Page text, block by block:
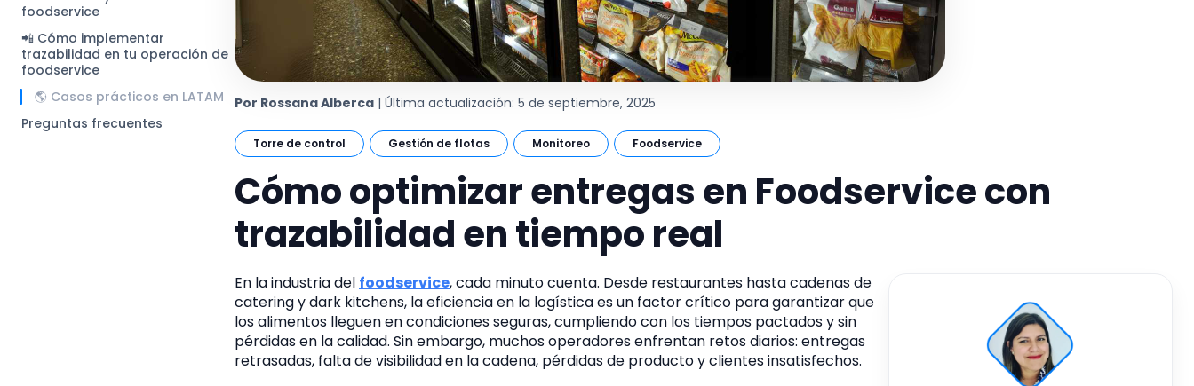
foodservice
📲 Cómo implementar
trazabilidad en tu operación de
foodservice
🌎 Casos prácticos en LATAM
Preguntas frecuentes
Por Rossana Alberca | Última actualización: 5 de septiembre, 2025
Torre de control Gestión de flotas Monitoreo Foodservice
Cómo optimizar entregas en Foodservice con
trazabilidad en tiempo real
En la industria del foodservice, cada minuto cuenta. Desde restaurantes hasta cadenas de
catering y dark kitchens, la eficiencia en la logística es un factor crítico para garantizar que
los alimentos lleguen en condiciones seguras, cumpliendo con los tiempos pactados y sin
pérdidas en la calidad. Sin embargo, muchos operadores enfrentan retos diarios: entregas
retrasadas, falta de visibilidad en la cadena, pérdidas de producto y clientes insatisfechos.